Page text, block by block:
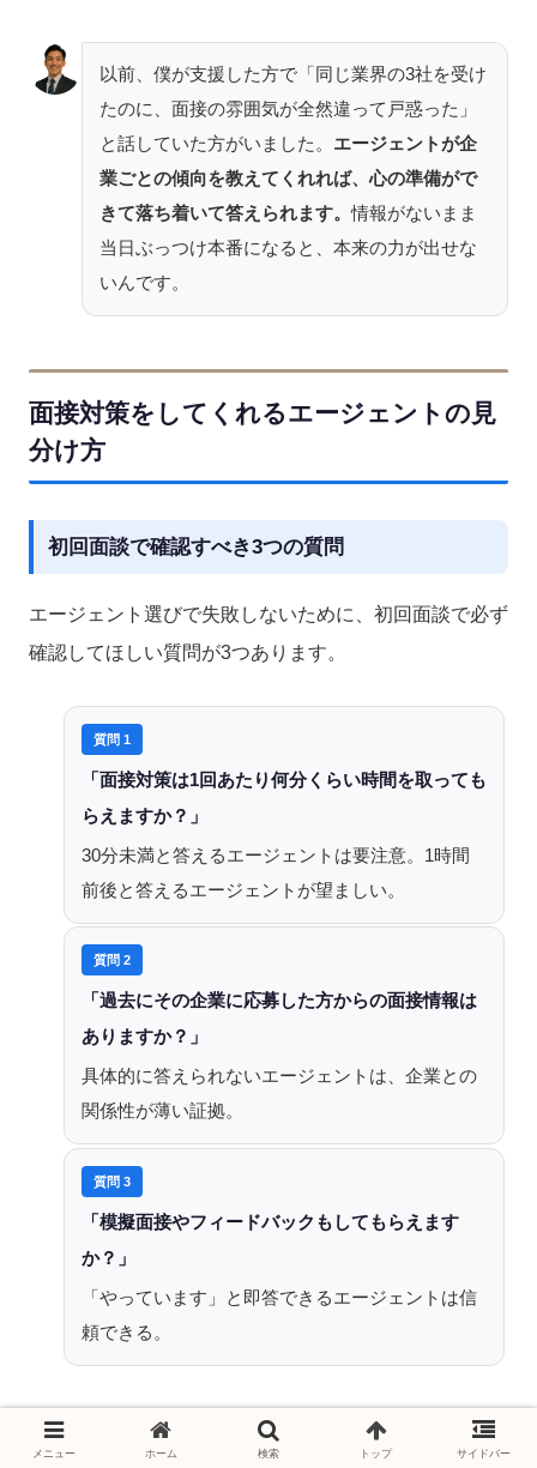
以前、僕が支援した方で「同じ業界の3社を受け
たのに、面接の雰囲気が全然違って戸惑った」
と話していた方がいました。 エージェントが企
業ごとの傾向を教えてくれれば、心の準備がで
きて落ち着いて答えられます。情報がないまま
当日ぶっつけ本番になると、本来の力が出せな
いんです。
面接対策をしてくれるエージェントの見
分け方
初回面談で確認すべき3つの質問
エージェント選びで失敗しないために、初回面談で必ず
確認してほしい質問が3つあります。
質問 1
「面接対策は1回あたり何分くらい時間を取っても
らえますか？」
30分未満と答えるエージェントは要注意。1時間
前後と答えるエージェントが望ましい。
質問 2
「過去にその企業に応募した方からの面接情報は
ありますか？」
具体的に答えられないエージェントは、企業との
関係性が薄い証拠。
質問 3
「模擬面接やフィードバックもしてもらえます
か？」
「やっています」と即答できるエージェントは信
頼できる。
この3つに明確に答えられるエージェントは、面接対策
の体制が整っていると判断できます。逆に、
曖昧な回答
メニュー ホーム 検索 トップ サイドバー